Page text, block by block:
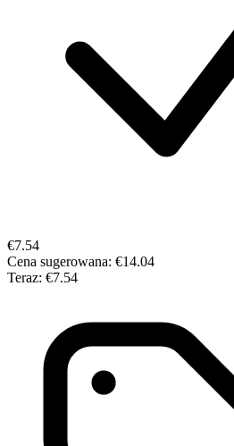
€7.54
Cena sugerowana: €14.04
Teraz: €7.54